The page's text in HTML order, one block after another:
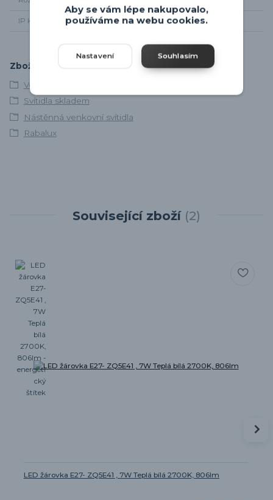
IP krytí IP44
Zboží zařazeno v kategoriích
Venkovní osvětlení
Svítidla skladem
Nástěnná venkovní svítidla
Rabalux
Související zboží 2
LED žárovka E27- ZQ5E41 , 7W Teplá bílá 2700K, 806lm
Aby se vám lépe nakupovalo,
používáme na webu cookies.
Nastavení Souhlasím